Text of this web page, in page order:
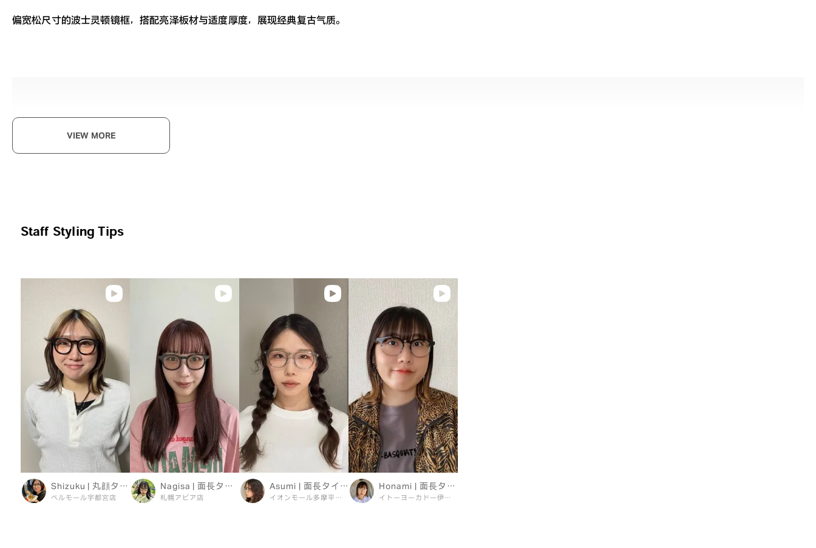
偏宽松尺寸的波士灵顿镜框，搭配亮泽板材与适度厚度，展现经典复古气质。
VIEW MORE
Staff Styling Tips
Shizuku | 丸顔タイプ
ベルモール宇都宮店
Nagisa | 面長タイプ
札幌アピア店
Asumi | 面長タイプ
イオンモール多摩平の森店
Honami | 面長タイプ
イトーヨーカドー伊勢原